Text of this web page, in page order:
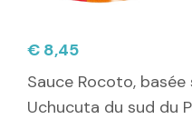
€ 8,45
Sauce Rocoto,
Uchucuta du sud du